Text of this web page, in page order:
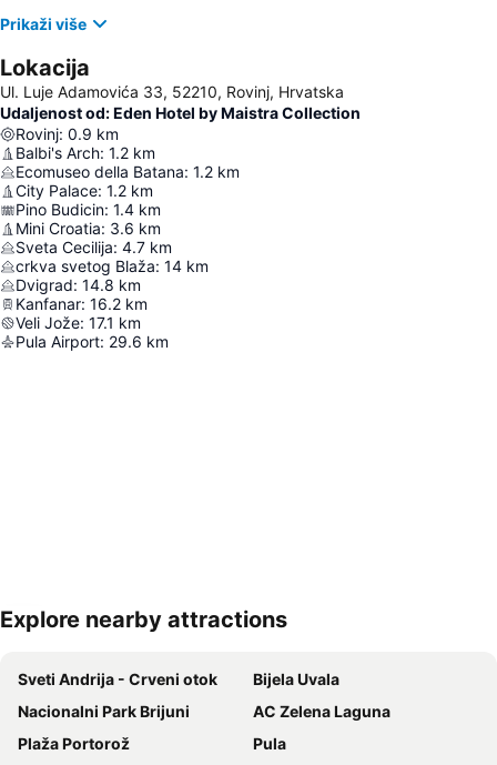
Prikaži više
Lokacija
Ul. Luje Adamovića 33, 52210, Rovinj, Hrvatska
Udaljenost od: Eden Hotel by Maistra Collection
Rovinj: 0.9 km
Balbi's Arch: 1.2 km
Ecomuseo della Batana: 1.2 km
City Palace: 1.2 km
Pino Budicin: 1.4 km
Mini Croatia: 3.6 km
Sveta Cecilija: 4.7 km
crkva svetog Blaža: 14 km
Dvigrad: 14.8 km
Kanfanar: 16.2 km
Veli Jože: 17.1 km
Pula Airport: 29.6 km
Explore nearby attractions
Sveti Andrija - Crveni otok
Bijela Uvala
Nacionalni Park Brijuni
AC Zelena Laguna
Plaža Portorož
Pula